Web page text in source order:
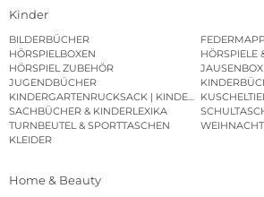
Kinder
BILDERBÜCHER
HÖRSPIELBOXEN
HÖRSPIELE
HÖRSPIEL ZUBEHÖR
JUGENDBÜCHER
KINDERGARTENRUCKSACK |
SACHBÜCHER & KINDERLEXIKA
TURNBEUTEL & SPORTTASCHEN
KLEIDER
Home & Beauty